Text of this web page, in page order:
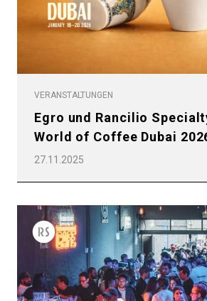
VERANSTALTUNGEN
Egro und Rancilio
World of Coffee Dubai
27.11.2025